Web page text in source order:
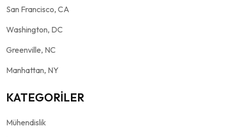
San Francisco, CA
Washington, DC
Greenville, NC
Manhattan, NY
KATEGORİLER
Mühendislik